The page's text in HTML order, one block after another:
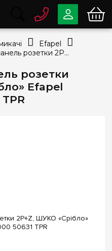
розетки
Efapel
33-63-07
Безкоштовно
334-79-78
Telegram
Efapel
Центральна панель розетки 2P+Z, ШУКО «Срібло» Efapel Apolo 5000 50631 TPR